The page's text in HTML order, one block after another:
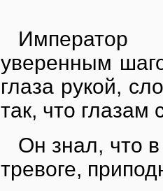
уверенным
глаза рукой,
так, что глазам
Он знал, что
тревоге,